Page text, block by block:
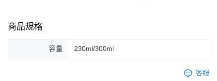
商品規格
容量 230ml/300ml
客服